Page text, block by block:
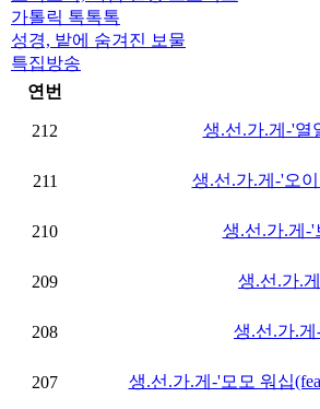
가톨릭 톡톡톡
성경, 밭에 숨겨진 보물
특집방송
연번
212 생.선.가.게-'열
211 생.선.가.게-'오
210 생.선.가.게-'
209 생.선.가.
208 생.선.가.
207 생.선.가.게-'모모 워십